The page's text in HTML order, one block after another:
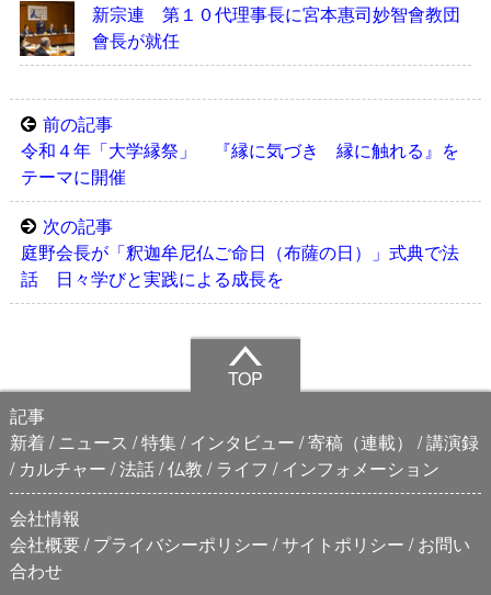
新宗連 第１０代理事長に宮本惠司妙智會教団
會長が就任
前の記事
令和４年「大学縁祭」 『縁に気づき 縁に触れる』を
テーマに開催
次の記事
庭野会長が「釈迦牟尼仏ご命日（布薩の日）」式典で法
話 日々学びと実践による成長を
TOP
記事
新着
ニュース 特集 インタビュー 寄稿（連載）
講演録
カルチャー 法話 仏教 ライフ
インフォメーション
会社情報
会社概要 プライバシーポリシー サイトポリシー
お問い
合わせ